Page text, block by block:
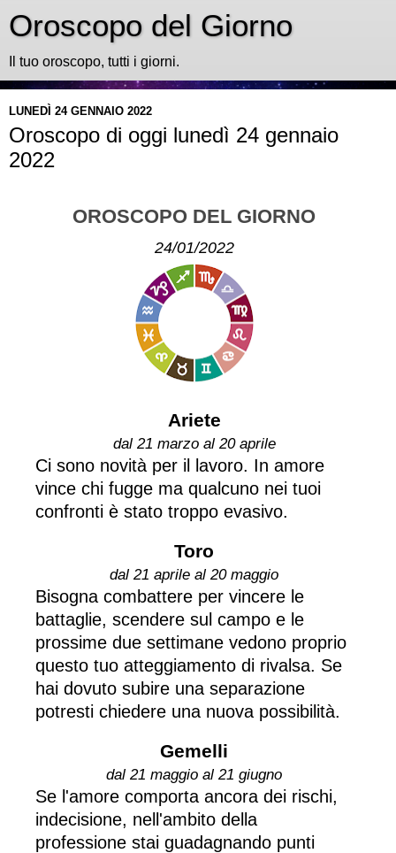
Oroscopo del Giorno
Il tuo oroscopo, tutti i giorni.
LUNEDÌ 24 GENNAIO 2022
Oroscopo di oggi lunedì 24 gennaio
2022
OROSCOPO DEL GIORNO
24/01/2022
Ariete
dal 21 marzo al 20 aprile
Ci sono novità per il lavoro. In amore
vince chi fugge ma qualcuno nei tuoi
confronti è stato troppo evasivo.
Toro
dal 21 aprile al 20 maggio
Bisogna combattere per vincere le
battaglie, scendere sul campo e le
prossime due settimane vedono proprio
questo tuo atteggiamento di rivalsa. Se
hai dovuto subire una separazione
potresti chiedere una nuova possibilità.
Gemelli
dal 21 maggio al 21 giugno
Se l'amore comporta ancora dei rischi,
indecisione, nell'ambito della
professione stai guadagnando punti